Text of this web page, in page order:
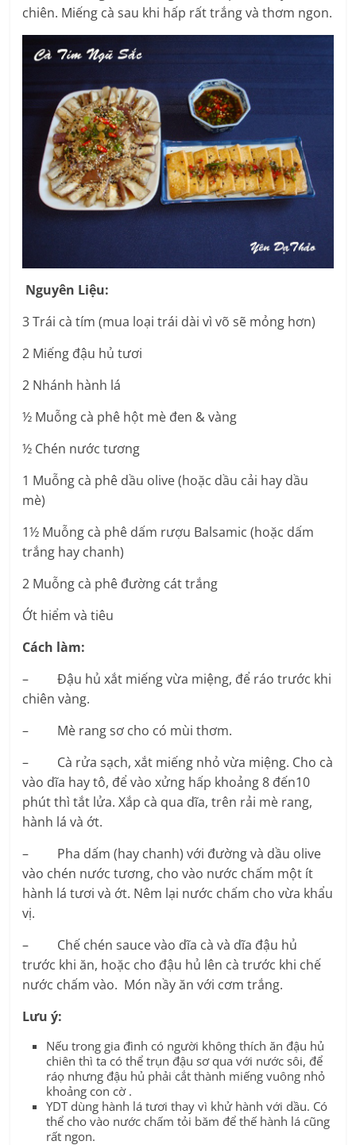
chiên. Miếng cà sau khi hấp rất trắng và thơm ngon.
Nguyên Liệu:
3 Trái cà tím (mua loại trái dài vì võ sẽ mỏng hơn)
2 Miếng đậu hủ tươi
2 Nhánh hành lá
½ Muỗng cà phê hột mè đen & vàng
½ Chén nước tương
1 Muỗng cà phê dầu olive (hoặc dầu cải hay dầu
mè)
1½ Muỗng cà phê dấm rượu Balsamic (hoặc dấm
trắng hay chanh)
2 Muỗng cà phê đường cát trắng
Ớt hiểm và tiêu
Cách làm:
– Đậu hủ xắt miếng vừa miệng, để ráo trước khi
chiên vàng.
– Mè rang sơ cho có mùi thơm.
– Cà rửa sạch, xắt miếng nhỏ vừa miệng. Cho cà
vào dĩa hay tô, để vào xửng hấp khoảng 8 đến10
phút thì tắt lửa. Xắp cà qua dĩa, trên rải mè rang,
hành lá và ớt.
– Pha dấm (hay chanh) với đường và dầu olive
vào chén nước tương, cho vào nước chấm một ít
hành lá tươi và ớt. Nêm lại nước chấm cho vừa khẩu
vị.
– Chế chén sauce vào dĩa cà và dĩa đậu hủ
trước khi ăn, hoặc cho đậu hủ lên cà trước khi chế
nước chấm vào. Món nầy ăn với cơm trắng.
Lưu ý:
Nếu trong gia đình có người không thích ăn đậu hủ
chiên thì ta có thể trụn đậu sơ qua với nước sôi, để
ráọ nhưng đậu hủ phải cắt thành miếng vuông nhỏ
khoảng con cờ .
YDT dùng hành lá tươi thay vì khử hành với dầu. Có
thể cho vào nước chấm tỏi băm để thế hành lá cũng
rất ngon.